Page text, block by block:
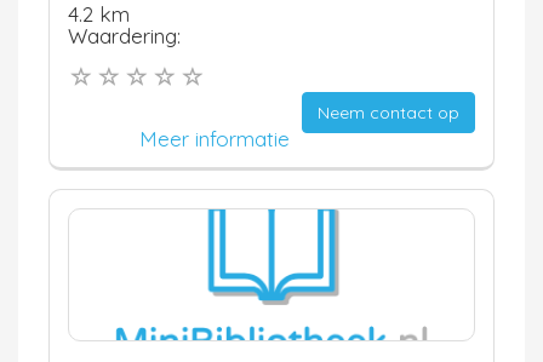
4.2 km
Waardering:
Neem contact op
Meer informatie